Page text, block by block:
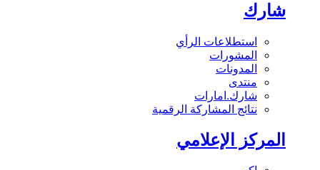
شارك
استطلاعات الرأي
المشورات
المدونات
منتدى
شارك.امارات
نتائج المشاركة الرقمية
المركز الإعلامي